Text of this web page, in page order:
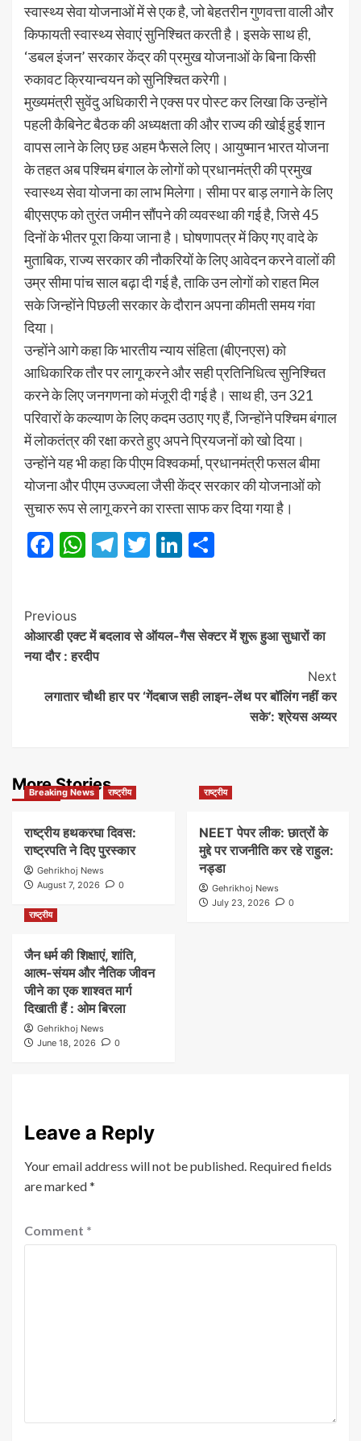
स्वास्थ्य सेवा योजनाओं में से एक है, जो बेहतरीन गुणवत्ता वाली और
किफायती स्वास्थ्य सेवाएं सुनिश्चित करती है। इसके साथ ही,
‘डबल इंजन’ सरकार केंद्र की प्रमुख योजनाओं के बिना किसी
रुकावट क्रियान्वयन को सुनिश्चित करेगी।
मुख्यमंत्री सुवेंदु अधिकारी ने एक्स पर पोस्ट कर लिखा कि उन्होंने
पहली कैबिनेट बैठक की अध्यक्षता की और राज्य की खोई हुई शान
वापस लाने के लिए छह अहम फैसले लिए। आयुष्मान भारत योजना
के तहत अब पश्चिम बंगाल के लोगों को प्रधानमंत्री की प्रमुख
स्वास्थ्य सेवा योजना का लाभ मिलेगा। सीमा पर बाड़ लगाने के लिए
बीएसएफ को तुरंत जमीन सौंपने की व्यवस्था की गई है, जिसे 45
दिनों के भीतर पूरा किया जाना है। घोषणापत्र में किए गए वादे के
मुताबिक, राज्य सरकार की नौकरियों के लिए आवेदन करने वालों की
उम्र सीमा पांच साल बढ़ा दी गई है, ताकि उन लोगों को राहत मिल
सके जिन्होंने पिछली सरकार के दौरान अपना कीमती समय गंवा
दिया।
उन्होंने आगे कहा कि भारतीय न्याय संहिता (बीएनएस) को
आधिकारिक तौर पर लागू करने और सही प्रतिनिधित्व सुनिश्चित
करने के लिए जनगणना को मंजूरी दी गई है। साथ ही, उन 321
परिवारों के कल्याण के लिए कदम उठाए गए हैं, जिन्होंने पश्चिम बंगाल
में लोकतंत्र की रक्षा करते हुए अपने प्रियजनों को खो दिया।
उन्होंने यह भी कहा कि पीएम विश्वकर्मा, प्रधानमंत्री फसल बीमा
योजना और पीएम उज्ज्वला जैसी केंद्र सरकार की योजनाओं को
सुचारु रूप से लागू करने का रास्ता साफ कर दिया गया है।
Facebook
WhatsApp
Telegram
TwitterLinkedIn
Post
Navigation
Previous
ओआरडी एक्ट में बदलाव से ऑयल-गैस सेक्टर में शुरू हुआ सुधारों का
नया दौर : हरदीप
Next
लगातार चौथी हार पर ‘गेंदबाज सही लाइन-लेंथ पर बॉलिंग नहीं कर
सके’: श्रेयस अय्यर
More Stories
Breaking News राष्ट्रीय
राष्ट्रीय हथकरघा दिवस:
राष्ट्रपति ने दिए पुरस्कार
Gehrikhoj News
August 7, 2026
0
राष्ट्रीय
NEET पेपर लीक: छात्रों के
मुद्दे पर राजनीति कर रहे राहुल:
नड्डा
Gehrikhoj News
July 23, 2026
0
राष्ट्रीय
जैन धर्म की शिक्षाएं, शांति,
आत्म-संयम और नैतिक जीवन
जीने का एक शाश्वत मार्ग
दिखाती हैं : ओम बिरला
Gehrikhoj News
June 18, 2026
0
Leave a Reply
Your email address will not be published. Required fields
are marked*
Comment *